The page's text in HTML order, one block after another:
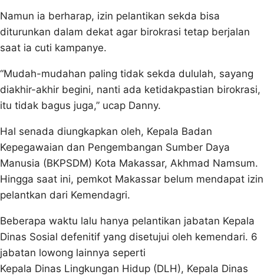
Namun ia berharap, izin pelantikan sekda bisa
diturunkan dalam dekat agar birokrasi tetap berjalan
saat ia cuti kampanye.
“Mudah-mudahan paling tidak sekda dululah, sayang
diakhir-akhir begini, nanti ada ketidakpastian birokrasi,
itu tidak bagus juga,” ucap Danny.
Hal senada diungkapkan oleh, Kepala Badan
Kepegawaian dan Pengembangan Sumber Daya
Manusia (BKPSDM) Kota Makassar, Akhmad Namsum.
Hingga saat ini, pemkot Makassar belum mendapat izin
pelantkan dari Kemendagri.
Beberapa waktu lalu hanya pelantikan jabatan Kepala
Dinas Sosial defenitif yang disetujui oleh kemendari. 6
jabatan lowong lainnya seperti
Kepala Dinas Lingkungan Hidup (DLH), Kepala Dinas